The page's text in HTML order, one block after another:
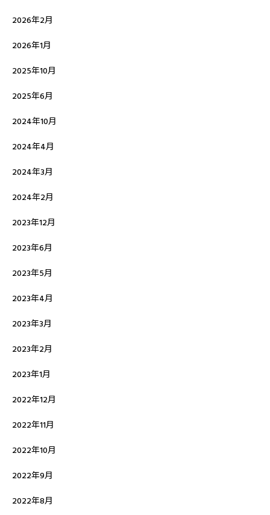
2026年2月
2026年1月
2025年10月
2025年6月
2024年10月
2024年4月
2024年3月
2024年2月
2023年12月
2023年6月
2023年5月
2023年4月
2023年3月
2023年2月
2023年1月
2022年12月
2022年11月
2022年10月
2022年9月
2022年8月